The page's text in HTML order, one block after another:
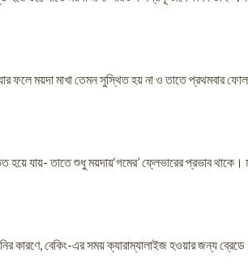
ফলে ময়দা মাখা তেমন সুস্থিত হয় না ও তাতে প্রথমবার
যায়- তাতে শুধু ময়দায়‘গমের’ ফ্লেভারের প্রভাব থাকে।
কারণে, বেকিং-এর সময় ক্যারাম্যালাইজ হওয়ার জন্য